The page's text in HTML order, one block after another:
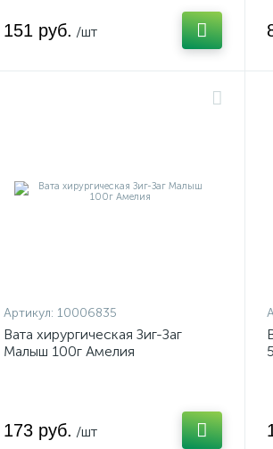
151 руб. /шт
Артикул: 10006835
Вата хирургическая Зиг-Заг
Малыш 100г Амелия
173 руб. /шт